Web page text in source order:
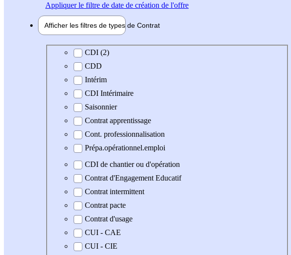
Appliquerle filtre de date de création de l'offre
Afficher les filtres de types de Contrat
Type de contrat
CDI (2)
CDD
Intérim
CDI Intérimaire
Saisonnier
Contrat apprentissage
Cont. professionnalisation
Prépa.opérationnel.emploi
CDI de chantier ou d'opération
Contrat d'Engagement Educatif
Contrat intermittent
Contrat pacte
Contrat d'usage
CUI - CAE
CUI - CIE